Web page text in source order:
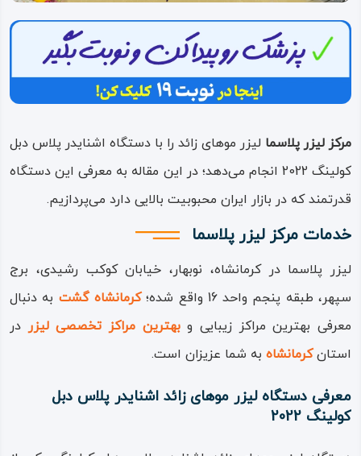
مرکز لیزر پلاسما لیزر موهای زائد را با دستگاه اشنایدر پلاس دبل
کولینگ 2022 انجام می‌دهد؛ در این مقاله به معرفی این دستگاه
قدرتمند که در بازار ایران محبوبیت بالایی دارد می‌پردازیم.
خدمات مرکز لیزر پلاسما
لیزر پلاسما در کرمانشاه، نوبهار، خیابان کوکب رشیدی، برج
سپهر، طبقه پنجم واحد 16 واقع شده؛
کرمانشاه گشت به دنبال
معرفی بهترین مراکز زیبایی وبهترین مراکز تخصصی لیزر در
استانکرمانشاه به شما عزیزان است.
معرفی دستگاه لیزر موهای زائد اشنایدر پلاس دبل
کولینگ 2022